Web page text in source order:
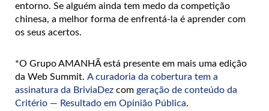
entorno. Se alguém ainda tem medo da competição
chinesa, a melhor forma de enfrentá-la é aprender com
os seus acertos.
*O Grupo AMANHÃ está presente em mais uma edição
da Web Summit. A curadoria da cobertura tem a
assinatura da BriviaDez com geração de conteúdo da
Critério — Resultado em Opinião Pública.